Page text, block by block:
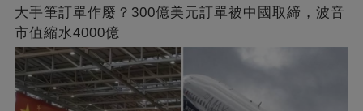
大手筆訂單作廢？300億美元訂單被中國取締，波音
市值縮水4000億